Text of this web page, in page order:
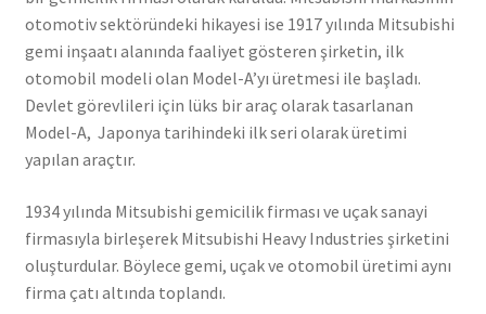
otomotiv sektöründeki hikayesi ise 1917 yılında Mitsubishi
gemi inşaatı alanında faaliyet gösteren şirketin, ilk
otomobil modeli olan Model-A’yı üretmesi ile başladı.
Devlet görevlileri için lüks bir araç olarak tasarlanan
Model-A, Japonya tarihindeki ilk seri olarak üretimi
yapılan araçtır.
1934 yılında Mitsubishi gemicilik firması ve uçak sanayi
firmasıyla birleşerek Mitsubishi Heavy Industries şirketini
oluşturdular. Böylece gemi, uçak ve otomobil üretimi aynı
firma çatı altında toplandı.